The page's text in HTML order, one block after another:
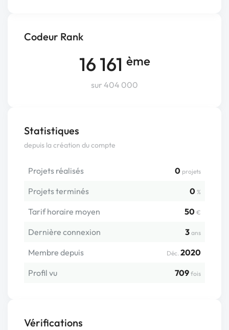
Codeur Rank
16 161 ème
sur 404 000
Statistiques
depuis la création du compte
Projets réalisés 0 projets
Projets terminés 0 %
Tarif horaire moyen 50 €
Dernière connexion 3 ans
Membre depuis Déc. 2020
Profil vu
709 fois
Vérifications